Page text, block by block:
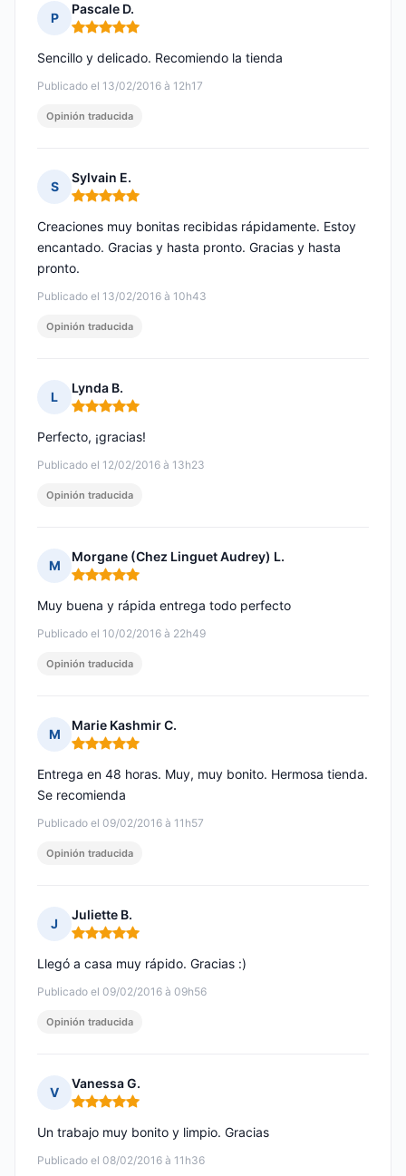
P
Pascale D.
Nota: 5 de 5
Publicado el 13/02/2016 à 12h17
Sencillo y delicado. Recomiendo la tienda
Opinión traducida
S
Sylvain E.
Nota: 5 de 5
Publicado el 13/02/2016 à 10h43
Creaciones muy bonitas recibidas rápidamente. Estoy
encantado. Gracias y hasta pronto. Gracias y hasta
pronto.
Opinión traducida
L
Lynda B.
Nota: 5 de 5
Publicado el 12/02/2016 à 13h23
Perfecto, ¡gracias!
Opinión traducida
M
Morgane (Chez Linguet Audrey) L.
Nota: 5 de 5
Publicado el 10/02/2016 à 22h49
Muy buena y rápida entrega todo perfecto
Opinión traducida
M
Marie Kashmir C.
Nota: 5 de 5
Publicado el 09/02/2016 à 11h57
Entrega en 48 horas. Muy, muy bonito. Hermosa tienda.
Se recomienda
Opinión traducida
J
Juliette B.
Nota: 5 de 5
Publicado el 09/02/2016 à 09h56
Llegó a casa muy rápido. Gracias :)
Opinión traducida
V
Vanessa G.
Nota: 5 de 5
Publicado el 08/02/2016 à 11h36
Un trabajo muy bonito y limpio. Gracias